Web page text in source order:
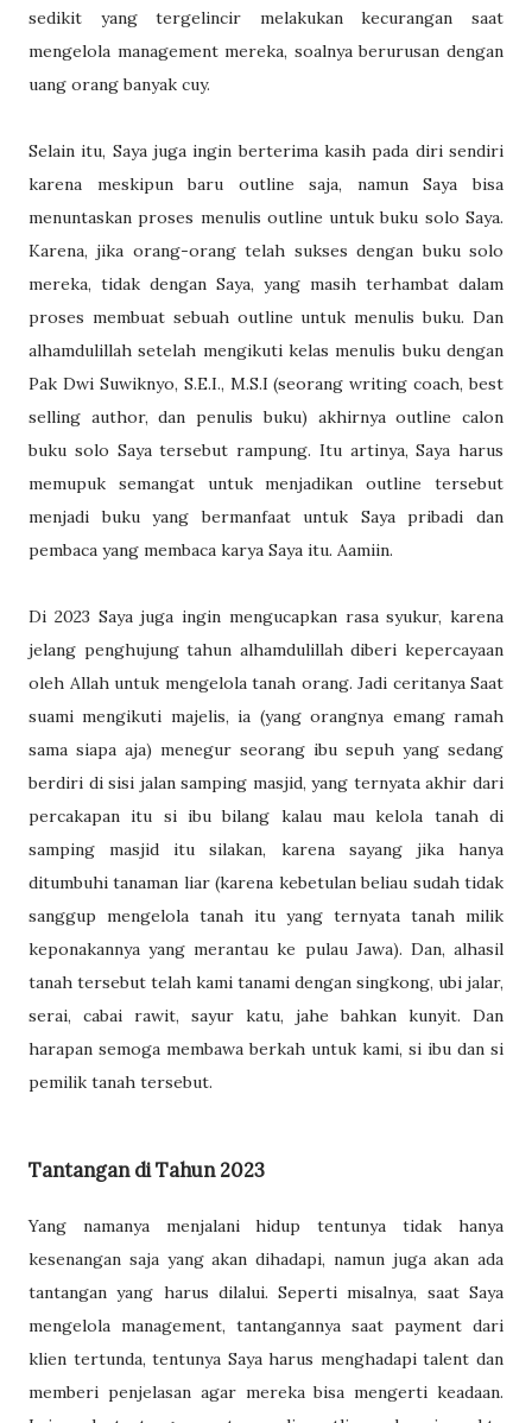
sedikit yang tergelincir melakukan kecurangan saat
mengelola management mereka, soalnya berurusan dengan
uang orang banyak cuy.
Selain itu, Saya juga ingin berterima kasih pada diri sendiri
karena meskipun baru outline saja, namun Saya bisa
menuntaskan proses menulis outline untuk buku solo Saya.
Karena, jika orang-orang telah sukses dengan buku solo
mereka, tidak dengan Saya, yang masih terhambat dalam
proses membuat sebuah outline untuk menulis buku. Dan
alhamdulillah setelah mengikuti kelas menulis buku dengan
Pak Dwi Suwiknyo, S.E.I., M.S.I (seorang writing coach, best
selling author, dan penulis buku) akhirnya outline calon
buku solo Saya tersebut rampung. Itu artinya, Saya harus
memupuk semangat untuk menjadikan outline tersebut
menjadi buku yang bermanfaat untuk Saya pribadi dan
pembaca yang membaca karya Saya itu. Aamiin.
Di 2023 Saya juga ingin mengucapkan rasa syukur, karena
jelang penghujung tahun alhamdulillah diberi kepercayaan
oleh Allah untuk mengelola tanah orang. Jadi ceritanya Saat
suami mengikuti majelis, ia (yang orangnya emang ramah
sama siapa aja) menegur seorang ibu sepuh yang sedang
berdiri di sisi jalan samping masjid, yang ternyata akhir dari
percakapan itu si ibu bilang kalau mau kelola tanah di
samping masjid itu silakan, karena sayang jika hanya
ditumbuhi tanaman liar (karena kebetulan beliau sudah tidak
sanggup mengelola tanah itu yang ternyata tanah milik
keponakannya yang merantau ke pulau Jawa). Dan, alhasil
tanah tersebut telah kami tanami dengan singkong, ubi jalar,
serai, cabai rawit, sayur katu, jahe bahkan kunyit. Dan
harapan semoga membawa berkah untuk kami, si ibu dan si
pemilik tanah tersebut.
Tantangan di Tahun 2023
Yang namanya menjalani hidup tentunya tidak hanya
kesenangan saja yang akan dihadapi, namun juga akan ada
tantangan yang harus dilalui. Seperti misalnya, saat Saya
mengelola management, tantangannya saat payment dari
klien tertunda, tentunya Saya harus menghadapi talent dan
memberi penjelasan agar mereka bisa mengerti keadaan.